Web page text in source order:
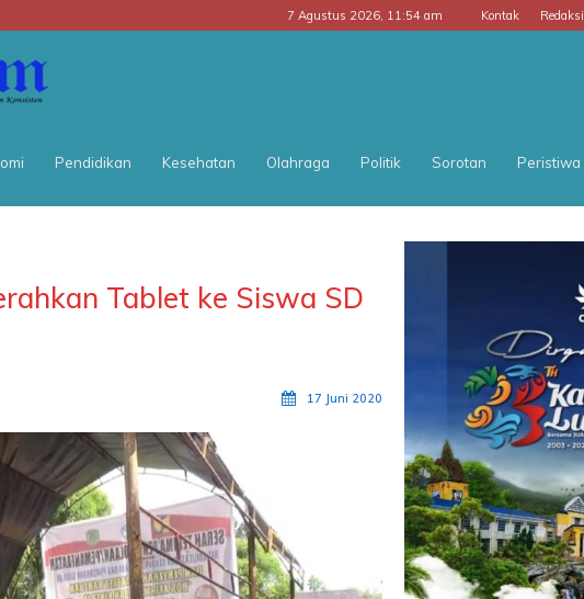
7 Agustus 2026, 11:54 am Kontak Redaksi
POS
Pendidikan Kesehatan Olahraga Politik Sorotan Peristiwa
Tablet ke Siswa SD
17 Juni 2020